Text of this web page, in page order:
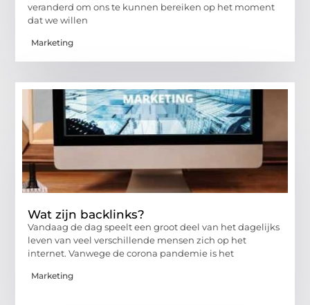
veranderd om ons te kunnen bereiken op het moment
dat we willen
Marketing
Wat zijn backlinks?
Vandaag de dag speelt een groot deel van het dagelijks
leven van veel verschillende mensen zich op het
internet. Vanwege de corona pandemie is het
Marketing